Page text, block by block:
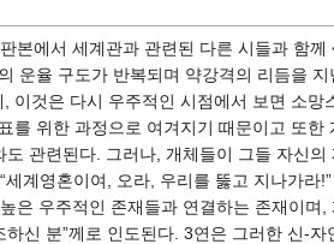
에서 세계관과 관련된 다른 시들과 함께
율 구도가 반복되며 약강격의 리듬을
이것은 다시 우주적인 시점에서 보면 소
를 위한 과정으로 여겨지기 때문이고 또
관련된다. 그러나, 개체들이 그들 자신
영혼이여, 오라, 우리를 뚫고 지나가라!”
은 우주적인 존재들과 연결하는 존재이
신 분”께로 인도된다. 3연은 그러한 신-